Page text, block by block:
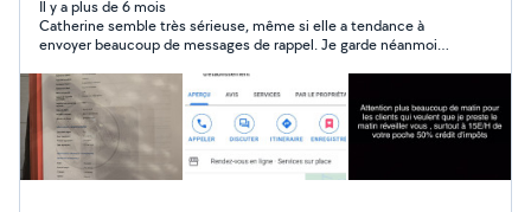
vous reposez etc contacter moi
Il y a plus de 6 mois
Catherine semble très sérieuse, même si elle a tendance à
envoyer beaucoup de messages de rappel. Je garde néanmoins